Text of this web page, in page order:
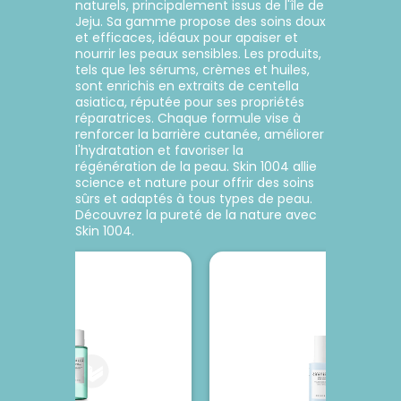
d'alpha-arbutine, il agit
diligence pour illuminer et
la santé de votre
peau.
Voir le produit
Ajouter au panier
obstruent ces voies, les
ont tendance à se dilater.
soin des pores
consiste à éliminer les
mortes et le sébum
accumulés, puis à
Voir le produit
Ajouter au panier
naturels, principalement issus de l'île de
Jeju. Sa gamme propose des soins doux
et efficaces, idéaux pour apaiser et
nourrir les peaux sensibles. Les produits,
tels que les sérums, crèmes et huiles,
sont enrichis en extraits de centella
asiatica, réputée pour ses propriétés
réparatrices. Chaque formule vise à
renforcer la barrière cutanée, améliorer
l'hydratation et favoriser la
régénération de la peau. Skin 1004 allie
science et nature pour offrir des soins
sûrs et adaptés à tous types de peau.
Découvrez la pureté de la nature avec
Skin 1004.